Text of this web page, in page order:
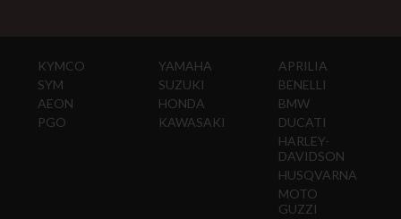
KYMCO
SYM
AEON
PGO
YAMAHA
SUZUKI
HONDA
KAWASAKI
APRILIA
BENELLI
BMW
DUCATI
HARLEY-
DAVIDSON
HUSQVARNA
MOTO
GUZZI